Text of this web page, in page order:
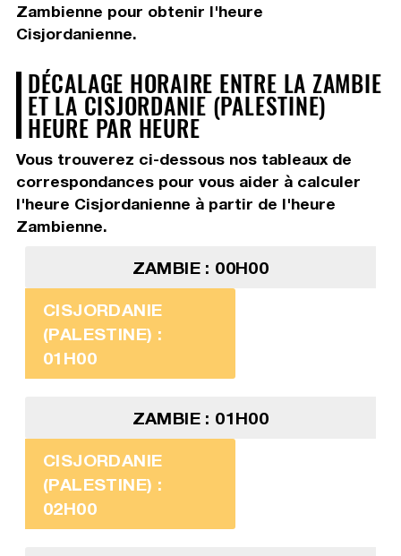
Zambienne pour obtenir l'heure
Cisjordanienne.
DÉCALAGE HORAIRE ENTRE LA ZAMBIE
ET LA CISJORDANIE (PALESTINE)
HEURE PAR HEURE
Vous trouverez ci-dessous nos tableaux de
correspondances pour vous aider à calculer
l'heure Cisjordanienne à partir de l'heure
Zambienne.
ZAMBIE : 00H00
CISJORDANIE
(PALESTINE) :
01H00
ZAMBIE : 01H00
CISJORDANIE
(PALESTINE) :
02H00